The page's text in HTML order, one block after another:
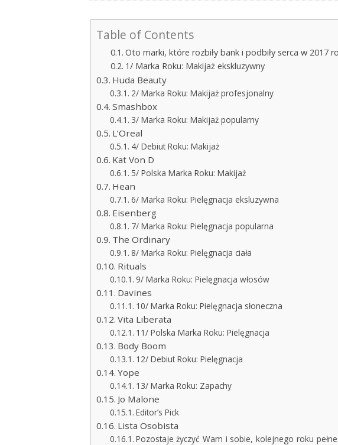
Table of Contents
Oto marki, które rozbiły bank i podbiły serca w 2017
1/ Marka Roku: Makijaż ekskluzywny
Huda Beauty
2/ Marka Roku: Makijaż profesjonalny
Smashbox
3/ Marka Roku: Makijaż popularny
L’Oreal
4/ Debiut Roku: Makijaż
Kat Von D
5/ Polska Marka Roku: Makijaż
Hean
6/ Marka Roku: Pielęgnacja eksluzywna
Eisenberg
7/ Marka Roku: Pielęgnacja popularna
The Ordinary
8/ Marka Roku: Pielęgnacja ciała
Rituals
9/ Marka Roku: Pielęgnacja włosów
Davines
10/ Marka Roku: Pielęgnacja słoneczna
Vita Liberata
11/ Polska Marka Roku: Pielęgnacja
Body Boom
12/ Debiut Roku: Pielęgnacja
Yope
13/ Marka Roku: Zapachy
Jo Malone
Editor’s Pick
Lista Osobista
Pozostaje życzyć Wam i sobie, kolejnego roku